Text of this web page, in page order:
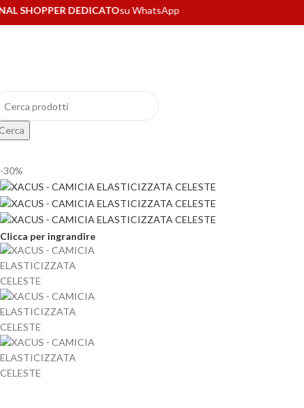
DEDICATOsu WhatsApp
-30%
Clicca per ingrandire